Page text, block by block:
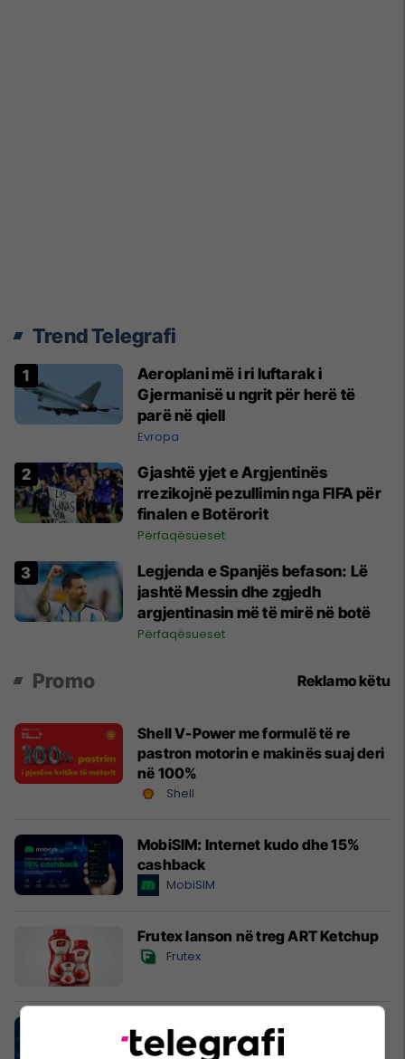
Trend Telegrafi
Aeroplani më i ri luftarak i
Gjermanisë u ngrit për herë të
parë në qiell
Evropa
Gjashtë yjet e Argjentinës
rrezikojnë pezullimin nga FIFA për
finalen e Botërorit
Përfaqësueset
Legjenda e Spanjës befason: Lë
jashtë Messin dhe zgjedh
argjentinasin më të mirë në botë
Përfaqësueset
Promo Reklamo këtu
Shell V-Power me formulë të re
pastron motorin e makinës suaj deri
në 100%
Shell
MobiSIM: Internet kudo dhe 15%
cashback
MobiSIM
Frutex lanson në treg ART Ketchup
Frutex
UBT i pari me numrin më të madh të
programeve të akredituara në